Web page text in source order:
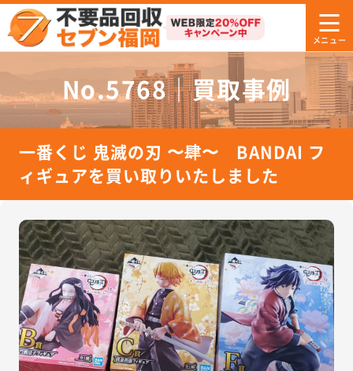
No.5768｜買取事例
一番くじ 鬼滅の刃 〜肆〜 BANDAI フ
ィギュアを買い取りいたしました